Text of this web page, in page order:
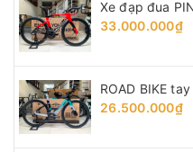
33.000.000₫
26.500.000₫